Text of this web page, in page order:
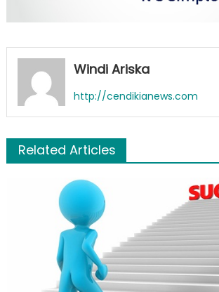
Windi Ariska
http://cendikianews.com
Related Articles